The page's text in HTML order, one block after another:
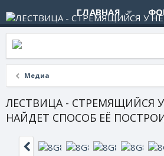
ГЛАВНАЯ
Медиа
ЛЕСТВИЦА - СТРЕМЯЩИЙСЯ
НАЙДЕТ СПОСОБ ЕЁ